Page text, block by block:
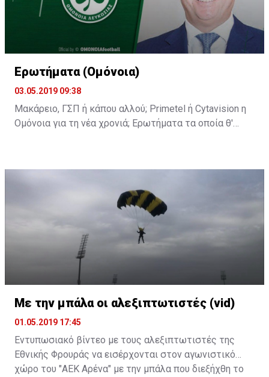
Ερωτήματα (Ομόνοια)
03.05.2019 09:38
Μακάρειο, ΓΣΠ ή κάπου αλλού; Primetel ή Cytavision η
Ομόνοια για τη νέα χρονιά; Ερωτήματα τα οποία θ'
Με την μπάλα οι αλεξιπτωτιστές (vid)
01.05.2019 17:45
Εντυπωσιακό βίντεο με τους αλεξιπτωτιστές της
Εθνικής Φρουράς να εισέρχονται στον αγωνιστικό
χώρο του "ΑΕΚ Αρένα" με την μπάλα που διεξήχθη το